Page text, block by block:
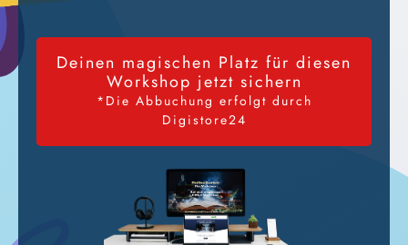
Deinen magischen Platz für diesen
Workshop jetzt sichern
*Die Abbuchung erfolgt durch
Digistore24